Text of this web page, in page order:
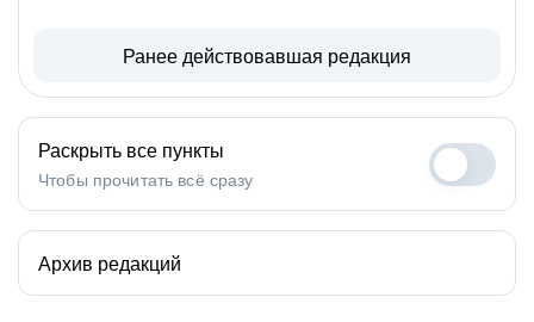
Ранее действовавшая редакция
Раскрыть все пункты
Чтобы прочитать всё сразу
Архив редакций